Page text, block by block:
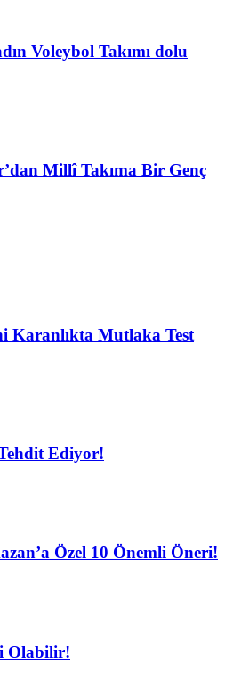
Voleybol Takımı dolu
Millî Takıma Bir Genç
Karanlıkta Mutlaka Test
Tehdit Ediyor!
Özel 10 Önemli Öneri!
Olabilir!